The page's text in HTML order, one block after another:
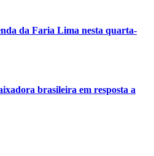
da Faria Lima nesta quarta-
brasileira em resposta a